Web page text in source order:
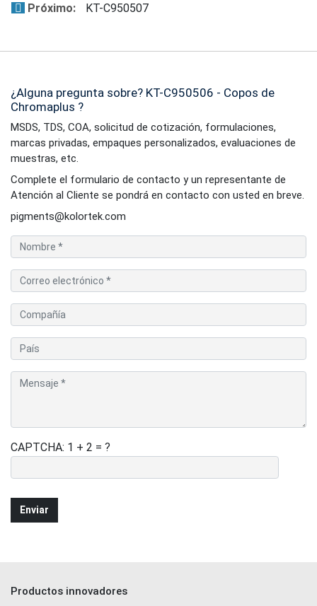
Próximo:
KT-C950507
¿Alguna pregunta sobre? KT-C950506 - Copos de
Chromaplus ?
MSDS, TDS, COA, solicitud de cotización, formulaciones,
marcas privadas, empaques personalizados, evaluaciones de
muestras, etc.
Complete el formulario de contacto y un representante de
Atención al Cliente se pondrá en contacto con usted en breve.
pigments@kolortek.com
CAPTCHA: 1 + 2 = ?
Productos innovadores